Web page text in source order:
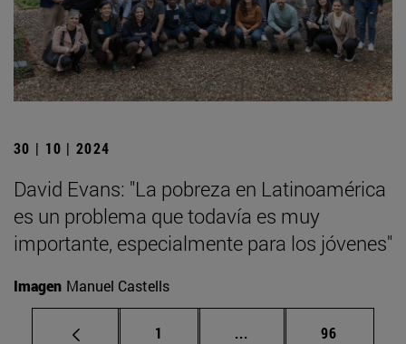
30 | 10 | 2024
David Evans: "La pobreza en Latinoamérica
es un problema que todavía es muy
importante, especialmente para los jóvenes"
Imagen Manuel Castells
Página
1 ... Páginas intermedias
Página
96